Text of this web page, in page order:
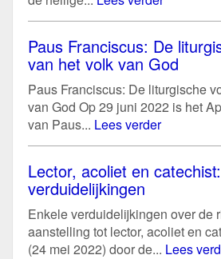
Paus Franciscus: De
van het volk van God
Paus Franciscus: De liturgische
van God Op 29 juni 2022 is het
van Paus... Lees verder
Lector, acoliet en
verduidelijkingen
Enkele verduidelijkingen over de
aanstelling tot lector, acoliet en
(24 mei 2022) door de... Lees